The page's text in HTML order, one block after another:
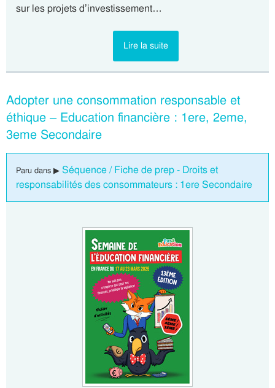
sur les projets d’investissement…
Lire la suite
Adopter une consommation responsable et
éthique – Education financière : 1ere, 2eme,
3eme Secondaire
Paru dans ▶ Séquence / Fiche de prep - Droits et
responsabilités des consommateurs : 1ere Secondaire